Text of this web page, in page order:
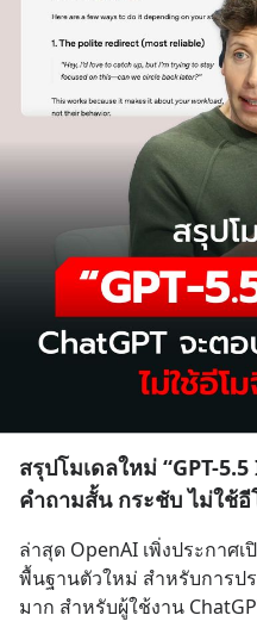
สรุปโมเดลใหม่ “GPT-
คำถามสั้น กระชับ ไม่ใช้อี
ล่าสุด OpenAI เพิ่งประกาศเ
พื้นฐานตัวใหม่ สำหรับการป
มาก สำหรับผู้ใช้งาน